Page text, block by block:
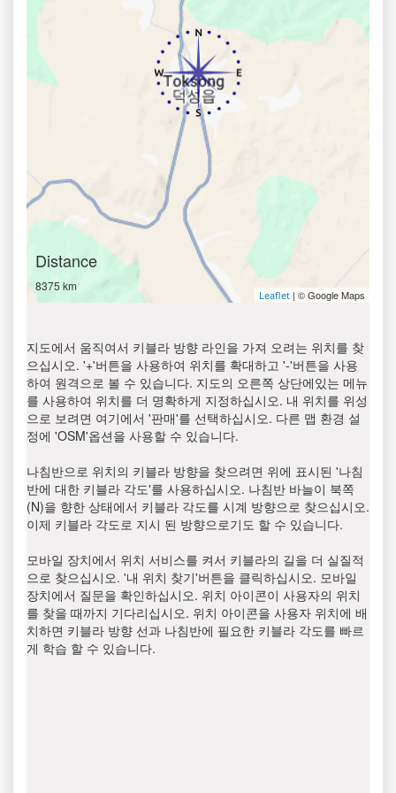
Distance
8375 km
Leaflet | © Google Maps
지도에서 움직여서 키블라 방향 라인을 가져 오려는 위치를 찾
으십시오. '+'버튼을 사용하여 위치를 확대하고 '-'버튼을 사용
하여 원격으로 볼 수 있습니다. 지도의 오른쪽 상단에있는 메뉴
를 사용하여 위치를 더 명확하게 지정하십시오. 내 위치를 위성
으로 보려면 여기에서 '판매'를 선택하십시오. 다른 맵 환경 설
정에 'OSM'옵션을 사용할 수 있습니다.
나침반으로 위치의 키블라 방향을 찾으려면 위에 표시된 '나침
반에 대한 키블라 각도'를 사용하십시오. 나침반 바늘이 북쪽
(N)을 향한 상태에서 키블라 각도를 시계 방향으로 찾으십시오.
이제 키블라 각도로 지시 된 방향으로기도 할 수 있습니다.
모바일 장치에서 위치 서비스를 켜서 키블라의 길을 더 실질적
으로 찾으십시오. '내 위치 찾기'버튼을 클릭하십시오. 모바일
장치에서 질문을 확인하십시오. 위치 아이콘이 사용자의 위치
를 찾을 때까지 기다리십시오. 위치 아이콘을 사용자 위치에 배
치하면 키블라 방향 선과 나침반에 필요한 키블라 각도를 빠르
게 학습 할 수 있습니다.